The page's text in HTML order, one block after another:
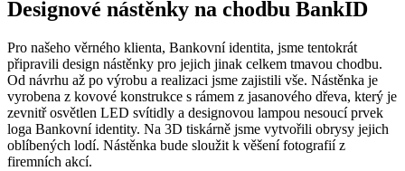
Designové nástěnky na chodbu BankID
Pro našeho věrného klienta, Bankovní identita, jsme tentokrát
připravili design nástěnky pro jejich jinak celkem tmavou chodbu.
Od návrhu až po výrobu a realizaci jsme zajistili vše. Nástěnka je
vyrobena z kovové konstrukce s rámem z jasanového dřeva, který je
zevnitř osvětlen LED svítidly a designovou lampou nesoucí prvek
loga Bankovní identity. Na 3D tiskárně jsme vytvořili obrysy jejich
oblíbených lodí. Nástěnka bude sloužit k věšení fotografií z
firemních akcí.